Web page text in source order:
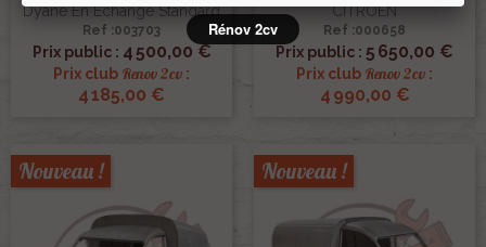
Dyane En Échange Standard
Ref :003703
Prix public : 4 500,00 €
Prix club Renov 2cv :
4 185,00 €
CITROEN
Ref :000658
Prix public : 5 650,00 €
Prix club Renov 2cv :
4 990,00 €
Nouveau ! Nouveau !
Rénov 2cv